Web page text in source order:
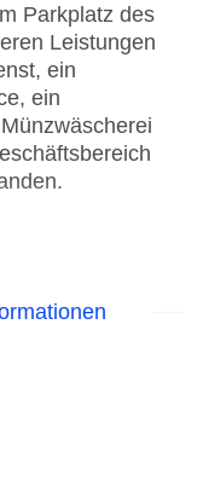
Parkplatz des
Leistungen
ein
ein